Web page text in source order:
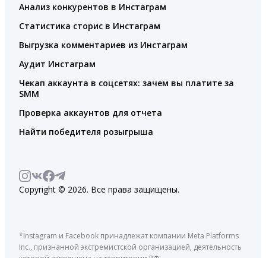
Анализ конкурентов в Инстаграм
Статистика сторис в Инстаграм
Выгрузка комментариев из Инстаграм
Аудит Инстаграм
Чекап аккаунта в соцсетях: зачем вы платите за
SMM
Проверка аккаунтов для отчета
Найти победителя розыгрыша
Copyright © 2026. Все права защищены.
*Instagram и Facebook принадлежат компании Meta Platforms
Inc., признанной экстремистской организацией, деятельность